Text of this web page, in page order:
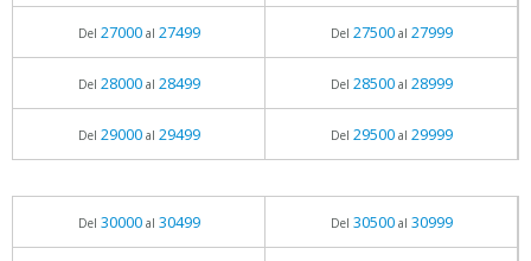
Del 27000al 27499 Del 27500al 27999
Del 28000al 28499 Del 28500al 28999
Del 29000al 29499 Del 29500al 29999
Del 30000al 30499 Del 30500al 30999